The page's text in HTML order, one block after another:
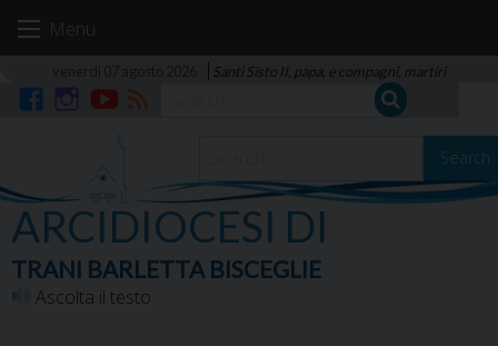
Menu
Santi Sisto II, papa, e compagni, martiri
Search
ARCIDIOCESI DI
TRANI BARLETTA BISCEGLIE
Ascolta il testo